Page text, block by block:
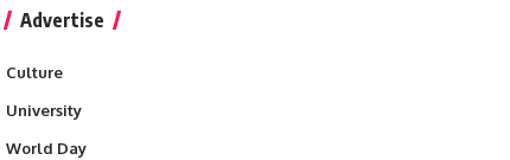
Advertise
Culture
University
World Day